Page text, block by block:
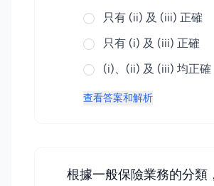
只有 (ii) 及 (iii) 正確
只有 (i) 及 (iii) 正確
(i)、(ii) 及 (iii) 均正確
查看答案和解析
根據一般保險業務的分類